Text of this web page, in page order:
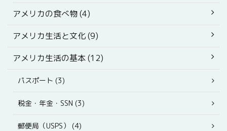
アメリカの食べ物 (4)
アメリカ生活と文化 (9)
アメリカ生活の基本 (12)
パスポート (3)
税金・年金・SSN (3)
郵便局（USPS） (4)